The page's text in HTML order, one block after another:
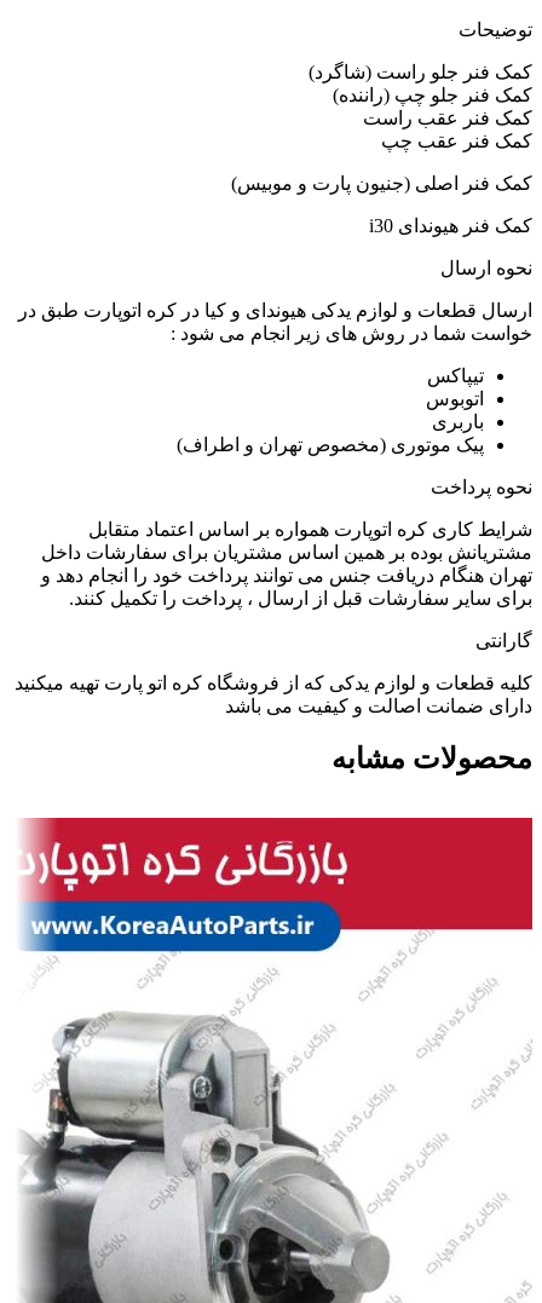
توضیحات
کمک فنر جلو راست (شاگرد)
کمک فنر جلو چپ (راننده)
کمک فنر عقب راست
کمک فنر عقب چپ
کمک فنر اصلی (جنیون پارت و موبیس)
کمک فنر هیوندای i30
نحوه ارسال
ارسال قطعات و لوازم یدکی هیوندای و کیا در کره اتوپارت طبق در
خواست شما در روش های زیر انجام می شود :
تیپاکس
اتوبوس
باربری
پیک موتوری (مخصوص تهران و اطراف)
نحوه پرداخت
شرایط کاری کره اتوپارت همواره بر اساس اعتماد متقابل
مشتریانش بوده بر همین اساس مشتریان برای سفارشات داخل
تهران هنگام دریافت جنس می توانند پرداخت خود را انجام دهد و
برای سایر سفارشات قبل از ارسال ، پرداخت را تکمیل کنند.
گارانتی
کلیه قطعات و لوازم یدکی که از فروشگاه کره اتو پارت تهیه میکنید
دارای ضمانت اصالت و کیفیت می باشد
محصولات مشابه